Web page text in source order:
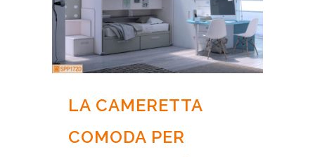
LA CAMERETTA
COMODA PER